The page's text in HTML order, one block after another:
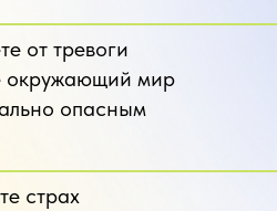
от тревоги
окружающий мир
опасным
страх